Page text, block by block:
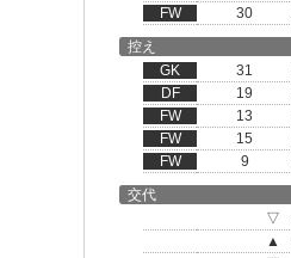
FW
30
控え
GK
31
DF
19
FW
13
FW
15
FW
9
交代
▽
▲